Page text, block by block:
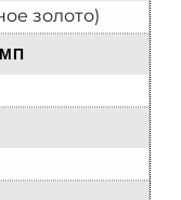
золото)